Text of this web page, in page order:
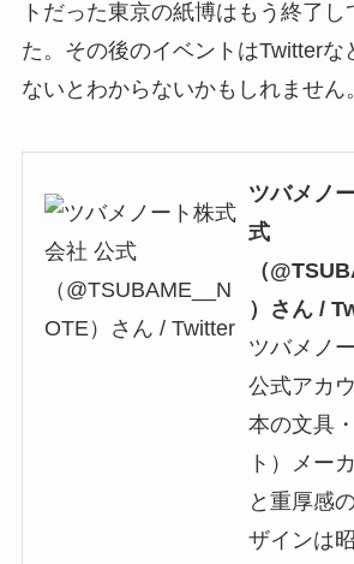
トだった東京の紙博はもう終了し
た。その後のイベントはTwitterな
ないとわからないかもしれません。
ツバメノ
式
（
）さん /
ツバメノ
公式アカ
本の文具
ト）メー
と重厚感
ザインは